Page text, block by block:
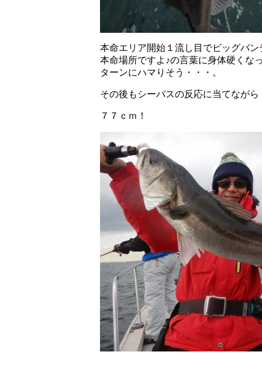
本命エリア開始１流し目でビッグバ
本命場所ですよ♪の言葉に身体硬くな
ターンにハマりそう・・・。
その後もシーバスの反応に当てながら
７７ｃｍ！